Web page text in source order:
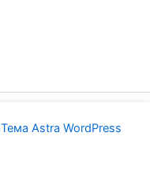
Тема Astra WordPress